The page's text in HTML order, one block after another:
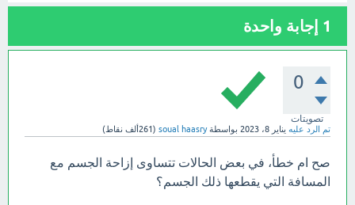
1 إجابة واحدة
0
تصويتات
تم الرد عليه يناير 8، 2023 بواسطةsoual haasry
(261ألف نقاط)
صح ام خطأ، في بعض الحالات تتساوى إزاحة الجسم مع
المسافة التي يقطعها ذلك الجسم؟